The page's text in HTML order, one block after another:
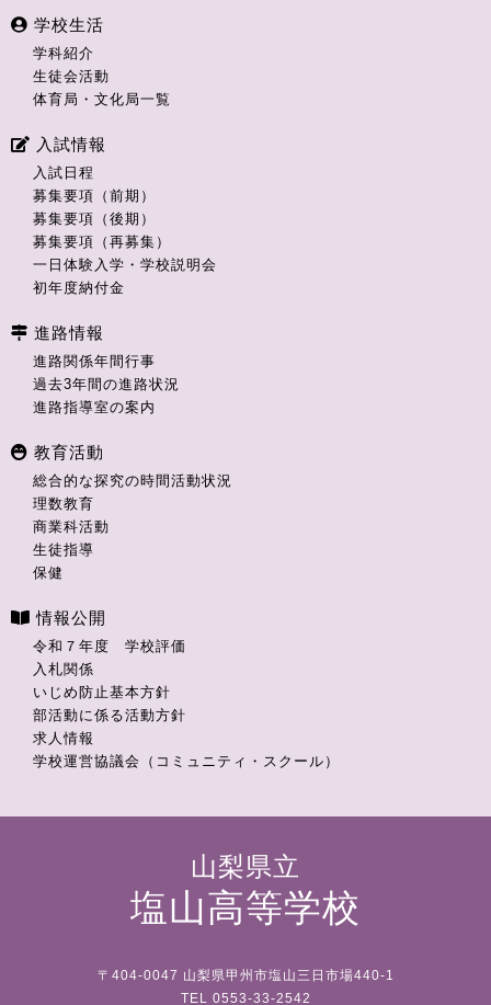
学校生活
学科紹介
生徒会活動
体育局・文化局一覧
入試情報
入試日程
募集要項（前期）
募集要項（後期）
募集要項（再募集）
一日体験入学・学校説明会
初年度納付金
進路情報
進路関係年間行事
過去3年間の進路状況
進路指導室の案内
教育活動
総合的な探究の時間活動状況
理数教育
商業科活動
生徒指導
保健
情報公開
令和７年度 学校評価
入札関係
いじめ防止基本方針
部活動に係る活動方針
求人情報
学校運営協議会（コミュニティ・スクール）
山梨県立
塩山高等学校
〒404-0047 山梨県甲州市塩山三日市場440-1
TEL 0553-33-2542